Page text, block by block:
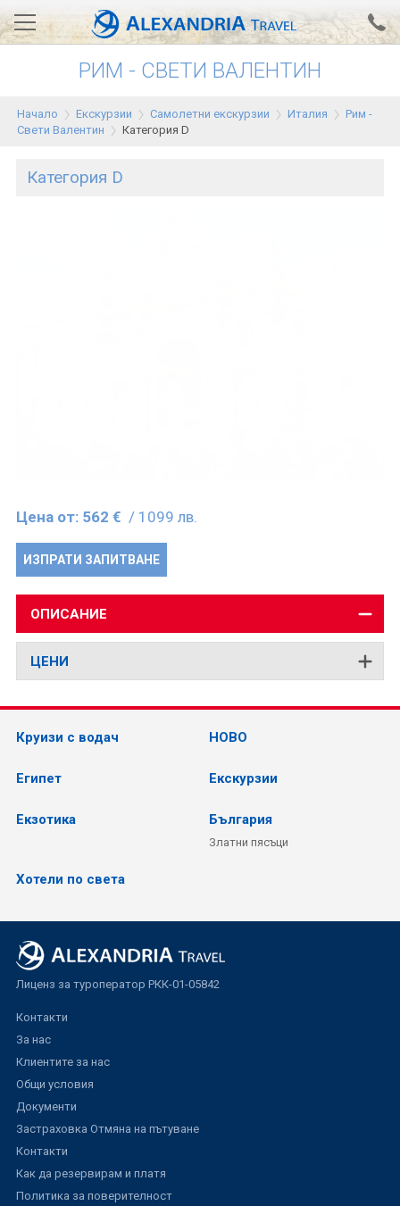
Вход за агенти Проверка на резервация
АЛЕКСАНДРИЯ хотели
РИМ - СВЕТИ ВАЛЕНТИН
Начало Екскурзии Самолетни екскурзии Италия
Рим -
Свети Валентин
Категория D
Категория D
Цена от: 562 € / 1099 лв.
ИЗПРАТИ ЗАПИТВАНЕ
ОПИСАНИЕ
ЦЕНИ
Круизи с водач НОВО
Египет Екскурзии
Екзотика България
Златни пясъци
Хотели по света
Лиценз за туроператор РКК-01-05842
Контакти
За нас
Клиентите за нас
Общи условия
Документи
Застраховка Отмяна на пътуване
Контакти
Как да резервирам и платя
Политика за поверителност